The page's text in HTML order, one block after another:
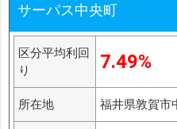
サーパス中央町
区分平均利回
り
7.49%
所在地 福井県敦賀市